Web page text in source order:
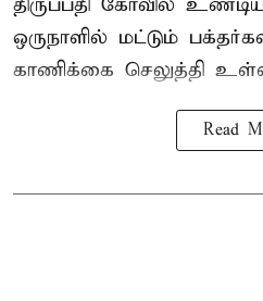
ஒருநாளில் மட்டும்
காணிக்கை செலுத்தி
Read